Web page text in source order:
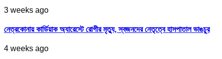
3 weeks ago
নেত্রকোনায় কার্ডিয়াক অ্যারেস্টে রোগীর মৃত্যু, স্বজনদের নেতৃত্বে হাসপাতাল ভাঙচুর
4 weeks ago